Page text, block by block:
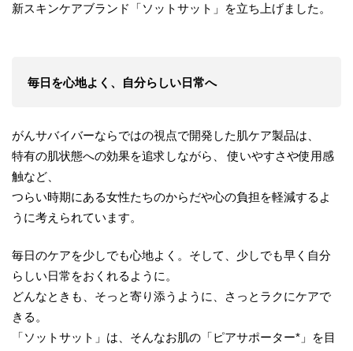
新スキンケアブランド「ソットサット」を立ち上げました。
毎日を心地よく、自分らしい日常へ
がんサバイバーならではの視点で開発した肌ケア製品は、
特有の肌状態への効果を追求しながら、 使いやすさや使用感
触など、
つらい時期にある女性たちのからだや心の負担を軽減するよ
うに考えられています。
毎日のケアを少しでも心地よく。そして、少しでも早く自分
らしい日常をおくれるように。
どんなときも、そっと寄り添うように、さっとラクにケアで
きる。
「ソットサット」は、そんなお肌の「ピアサポーター*」を目